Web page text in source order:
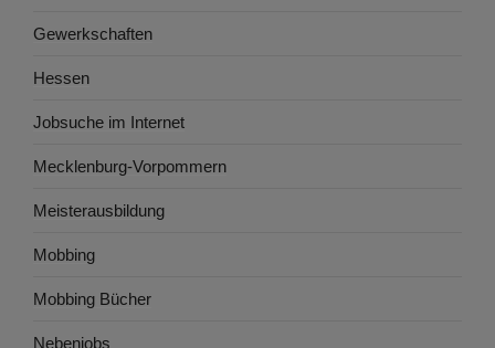
Gewerkschaften
Hessen
Jobsuche im Internet
Mecklenburg-Vorpommern
Meisterausbildung
Mobbing
Mobbing Bücher
Nebenjobs